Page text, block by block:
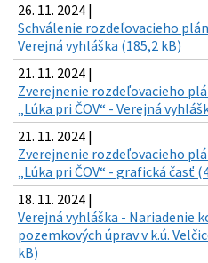
26. 11. 2024 |
Schválenie rozdeľovacieho
Verejná vyhláška (185,2 kB)
21. 11. 2024 |
Zverejnenie rozdeľovacieho
„Lúka pri ČOV“ - Verejná
21. 11. 2024 |
Zverejnenie rozdeľovacieho
„Lúka pri ČOV“ - grafická časť
18. 11. 2024 |
Verejná vyhláška - Nariadenie
pozemkových úprav v k.ú.
kB)